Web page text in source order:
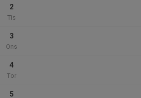
2
Tis
3
Ons
4
Tor
5